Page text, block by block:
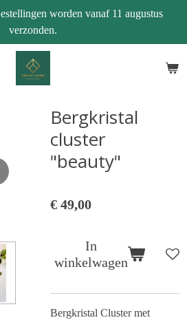
worden vanaf 11 augustus
verzonden.
Bergkristal
cluster
"beauty"
€ 49,00
In
winkelwagen
Bergkristal Cluster met